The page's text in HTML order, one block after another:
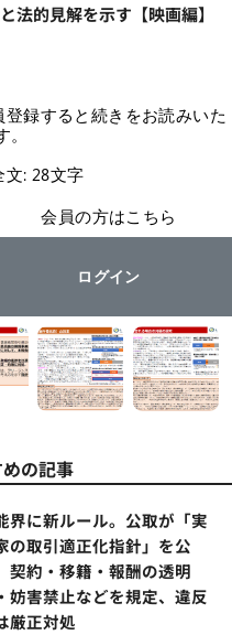
法的見解を示す【映画編】
録すると続きをお読みいた
: 28文字
会員の方はこちら
ログイン
の記事
界に新ルール。公取が「実
の取引適正化指針」を公
契約・移籍・報酬の透明
妨害禁止などを規定、違反
厳正対処